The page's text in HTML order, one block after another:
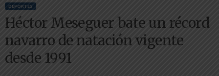
DEPORTES
Héctor Meseguer bate un récord
navarro de natación vigente
desde 1991